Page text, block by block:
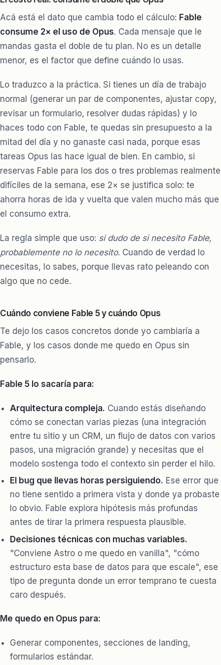
Acá está el dato que cambia todo el cálculo: Fable
consume 2× el uso de Opus. Cada mensaje que le
mandas gasta el doble de tu plan. No es un detalle
menor, es el factor que define cuándo lo usas.
Lo traduzco a la práctica. Si tienes un día de trabajo
normal (generar un par de componentes, ajustar copy,
revisar un formulario, resolver dudas rápidas) y lo
haces todo con Fable, te quedas sin presupuesto a la
mitad del día y no ganaste casi nada, porque esas
tareas Opus las hace igual de bien. En cambio, si
reservas Fable para los dos o tres problemas realmente
difíciles de la semana, ese 2× se justifica solo: te
ahorra horas de ida y vuelta que valen mucho más que
el consumo extra.
La regla simple que uso: si dudo de si necesito Fable,
probablemente no lo necesito. Cuando de verdad lo
necesitas, lo sabes, porque llevas rato peleando con
algo que no cede.
Cuándo conviene Fable 5 y cuándo Opus
Te dejo los casos concretos donde yo cambiaría a
Fable, y los casos donde me quedo en Opus sin
pensarlo.
Fable 5 lo sacaría para:
Arquitectura compleja. Cuando estás diseñando
cómo se conectan varias piezas (una integración
entre tu sitio y un CRM, un flujo de datos con varios
pasos, una migración grande) y necesitas que el
modelo sostenga todo el contexto sin perder el hilo.
El bug que llevas horas persiguiendo. Ese error que
no tiene sentido a primera vista y donde ya probaste
lo obvio. Fable explora hipótesis más profundas
antes de tirar la primera respuesta plausible.
Decisiones técnicas con muchas variables.
"Conviene Astro o me quedo en vanilla", "cómo
estructuro esta base de datos para que escale", ese
tipo de pregunta donde un error temprano te cuesta
caro después.
Me quedo en Opus para:
Generar componentes, secciones de landing,
formularios estándar.